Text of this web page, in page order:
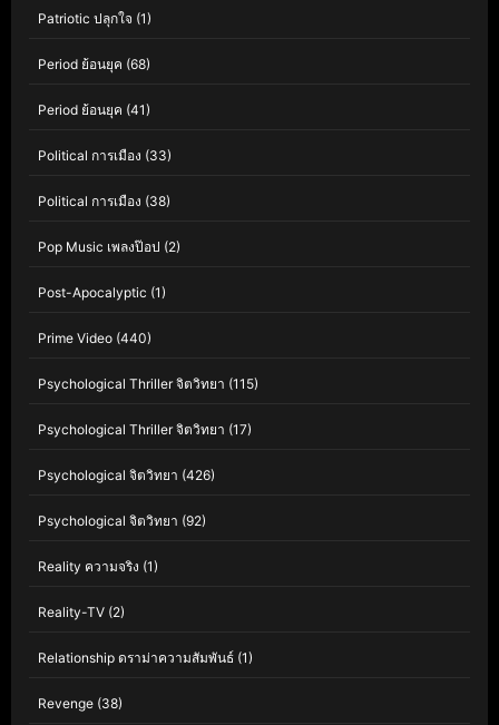
Patriotic ปลุกใจ (1)
Period ย้อนยุค (68)
Period ย้อนยุค (41)
Political การเมือง (33)
Political การเมือง (38)
Pop Music เพลงป๊อป (2)
Post-Apocalyptic (1)
Prime Video (440)
Psychological Thriller จิตวิทยา (115)
Psychological Thriller จิตวิทยา (17)
Psychological จิตวิทยา (426)
Psychological จิตวิทยา (92)
Reality ความจริง (1)
Reality-TV (2)
Relationship ดราม่าความสัมพันธ์ (1)
Revenge (38)